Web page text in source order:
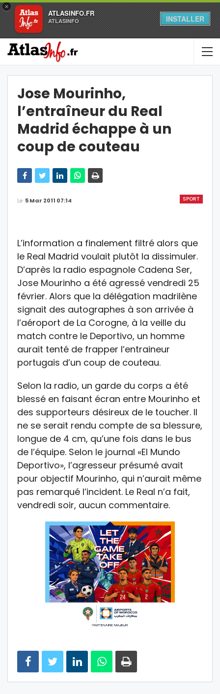
×
ATLASINFO.FR
ATLASINFO INSTALLER
Jose Mourinho,
l’entraîneur du Real
Madrid échappe à un
coup de couteau
SPORT
Le 5 Mar 2011 07:14
L’information a finalement filtré alors que
le Real Madrid voulait plutôt la dissimuler.
D’après la radio espagnole Cadena Ser,
Jose Mourinho a été agressé vendredi 25
février. Alors que la délégation madrilène
signait des autographes à son arrivée à
l’aéroport de La Corogne, à la veille du
match contre le Deportivo, un homme
aurait tenté de frapper l’entraineur
portugais d’un coup de couteau.
Selon la radio, un garde du corps a été
blessé en faisant écran entre Mourinho et
des supporteurs désireux de le toucher. Il
ne se serait rendu compte de sa blessure,
longue de 4 cm, qu’une fois dans le bus
de l’équipe. Selon le journal «El Mundo
Deportivo», l’agresseur présumé avait
pour objectif Mourinho, qui n’aurait même
pas remarqué l’incident. Le Real n’a fait,
vendredi soir, aucun commentaire.